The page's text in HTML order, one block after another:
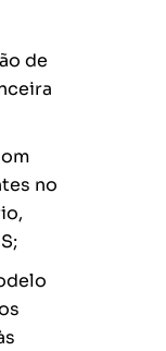
de
no